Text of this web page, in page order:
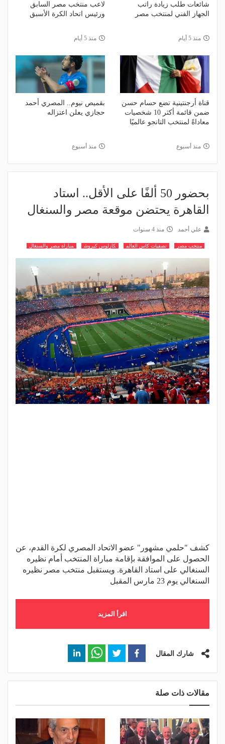
شائعات طلب زيادة راتب
الجهاز الفني لمنتخب مصر
منذ 5 أيام
لاعب منتخب مصر السابق
ورئيس اتحاد الكرة الأسبق
منذ 5 أيام
قناة أرجنتينية تضع حسام حسن
ضمن قائمة أكثر 10 شخصيات
معاداةً لمنتخب التانجو عالميًا
منذ أسبوع
بقميص نيوم.. المصري أحمد
حجازي يعلن اعتزاله
منذ أسبوع
بحضور 50 ألفًا على الأقل.. استاد
القاهرة يحتضن موقعة مصر والسنغال
علي أحمد منذ 4 سنوات
منتخب مصر تصفيات كاس العالم كارلوس كيروش مباراة مصر والسنغال
كشف "حلمي مشهور" عضو الاتحاد المصري لكرة القدم، عن
الحصول على الموافقة بإقامة مباراة المنتخب أمام نظيره
السنغالي على استاد القاهرة. ويستقبل منتخب مصر نظيره
السنغالي يوم 23 مارس المقبل
اقرأ المزيد
شارك المقال
مقالات ذات صلة